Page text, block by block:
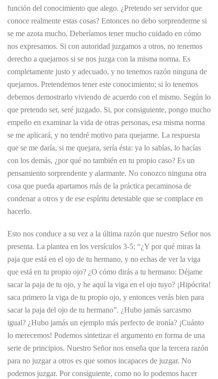
función del conocimiento que alego. ¿Pretendo ser servidor que
conoce realmente estas cosas? Entonces no debo sorprenderme si
se me azota mucho. Deberíamos tener mucho cuidado en cómo
nos expresamos. Si con autoridad juzgamos a otros, no tenemos
derecho a quejarnos si se nos juzga con la misma norma. Es
completamente justo y adecuado, y no tenemos razón ninguna de
quejarnos. Pretendemos tener este conocimiento; si lo tenemos
debemos demostrarlo viviendo de acuerdo con el mismo. Según lo
que pretendo ser, seré juzgado. Si, por consiguiente, pongo mucho
empeño en examinar la vida de otras personas, esa misma norma
se me aplicará, y no tendré motivo para quejarme. La respuesta
que se me daría, si me quejara, sería ésta: ya lo sabías, lo hacías
con los demás, ¿por qué no también en tu propio caso? Es un
pensamiento sorprendente y alarmante. No conozco ninguna otra
cosa que pueda apartamos más de la práctica pecaminosa de
condenar a otros y de ese espíritu detestable que se complace en
hacerlo.
Esto nos conduce a su vez a la última razón que nuestro Señor nos
presenta. La plantea en los versículos 3-5: “¿Y por qué miras la
paja que está en el ojo de tu hermano, y no echas de ver la viga
que está en tu propio ojo? ¿O cómo dirás a tu hermano: Déjame
sacar la paja de tu ojo, y he aquí la viga en el ojo tuyo? ¡Hipócrita!
saca primero la viga de tu propio ojo, y entonces verás bien para
sacar la paja del ojo de tu hermano”. ¿Hubo jamás sarcasmo
igual? ¿Hubo jamás un ejemplo más perfecto de ironía? ¡Cuánto
lo merecemos! Podemos sintetizar el argumento en forma de una
serie de principios. Nuestro Señor nos enseña que la tercera razón
para no juzgar a otros es que somos incapaces de juzgar. No
podemos juzgar. Por consiguiente, como no lo podemos hacer